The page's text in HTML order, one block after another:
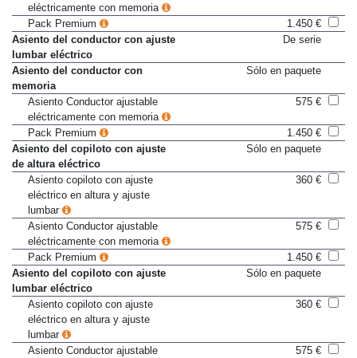
eléctricamente con memoria
Pack Premium
1.450 €
Asiento del conductor con ajuste
lumbar eléctrico
De serie
Asiento del conductor con
memoria
Sólo en paquete
Asiento Conductor ajustable
eléctricamente con memoria
575 €
Pack Premium
1.450 €
Asiento del copiloto con ajuste
de altura eléctrico
Sólo en paquete
Asiento copiloto con ajuste
eléctrico en altura y ajuste
lumbar
360 €
Asiento Conductor ajustable
eléctricamente con memoria
575 €
Pack Premium
1.450 €
Asiento del copiloto con ajuste
lumbar eléctrico
Sólo en paquete
Asiento copiloto con ajuste
eléctrico en altura y ajuste
lumbar
360 €
Asiento Conductor ajustable
575 €